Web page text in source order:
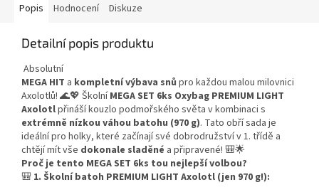
Popis Hodnocení Diskuze
Detailní popis produktu
Absolutní
MEGA HIT a kompletní výbava snů pro každou malou milovnici
Axolotlů! 🌊💖 ŠkolníMEGA SET 6ks Oxybag PREMIUM LIGHT
Axolotlpřináší kouzlo podmořského světa v kombinaci s
extrémně nízkou váhou batohu (970 g). Tato obří sada je
ideální pro holky, které začínají své dobrodružství v 1. třídě a
chtějí mít vše dokonale sladěné a připravené! 🎒🌟
Proč je tento MEGA SET 6ks tou nejlepší volbou?
🎒 1. Školní batoh PREMIUM LIGHT Axolotl (jen 970 g!):